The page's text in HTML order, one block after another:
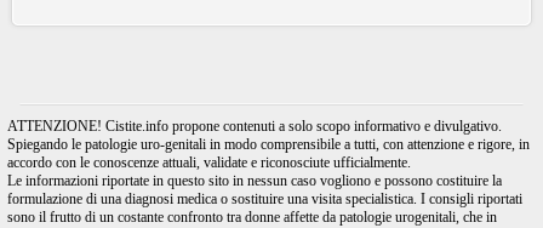
ATTENZIONE! Cistite.info propone contenuti a solo scopo informativo e divulgativo.
Spiegando le patologie uro-genitali in modo comprensibile a tutti, con attenzione e rigore, in
accordo con le conoscenze attuali, validate e riconosciute ufficialmente.
Le informazioni riportate in questo sito in nessun caso vogliono e possono costituire la
formulazione di una diagnosi medica o sostituire una visita specialistica. I consigli riportati
sono il frutto di un costante confronto tra donne affette da patologie urogenitali, che in